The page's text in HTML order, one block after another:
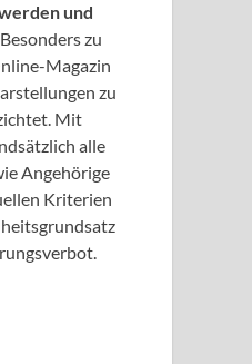
und
Besonders zu
Magazin
zu
Mit
alle
Angehörige
Kriterien